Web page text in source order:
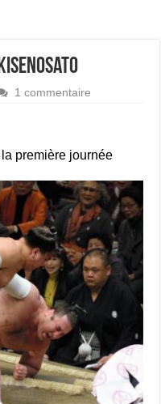
1 commentaire
première journée